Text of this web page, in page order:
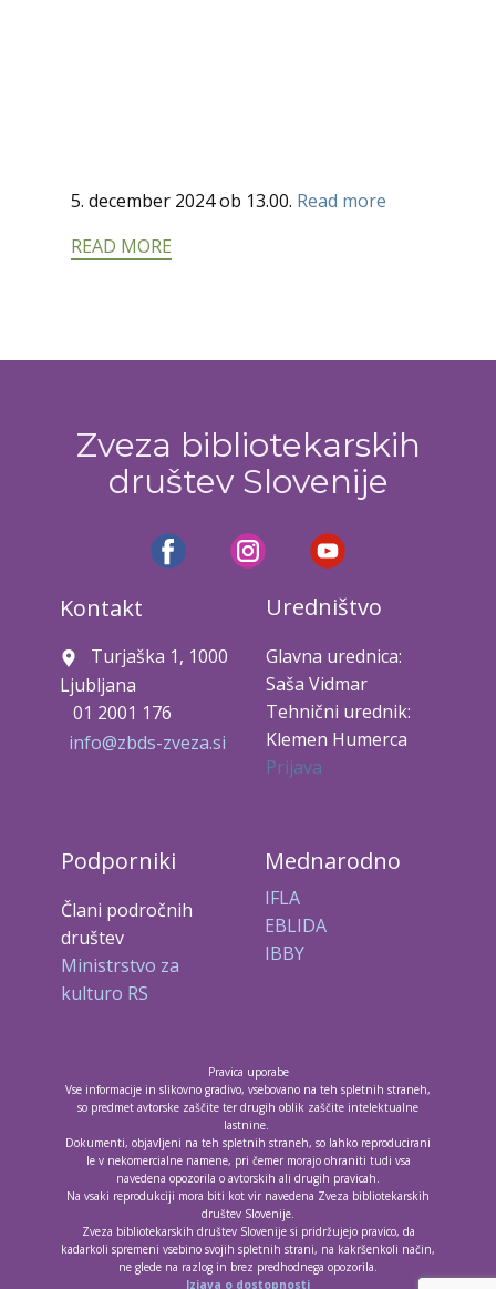
5. december 2024 ob 13.00. Read more
READ MORE
Zveza bibliotekarskih
društev Slovenije
Kontakt
Turjaška 1, 1000
Ljubljana
01 2001 176
info@zbds-zveza.si
Uredništvo
Glavna urednica:
Saša Vidmar
Tehnični urednik:
Klemen Humerca
Prijava
Podporniki
Člani področnih
društev
Ministrstvo za
kulturo RS
Mednarodno
IFLA
EBLIDA
IBBY
Pravica uporabe
Vse informacije in slikovno gradivo, vsebovano na teh spletnih straneh,
so predmet avtorske zaščite ter drugih oblik zaščite intelektualne
lastnine.
Dokumenti, objavljeni na teh spletnih straneh, so lahko reproducirani
le v nekomercialne namene, pri čemer morajo ohraniti tudi vsa
navedena opozorila o avtorskih ali drugih pravicah.
Na vsaki reprodukciji mora biti kot vir navedena Zveza bibliotekarskih
društev Slovenije.
Zveza bibliotekarskih društev Slovenije si pridržujejo pravico, da
kadarkoli spremeni vsebino svojih spletnih strani, na kakršenkoli način,
ne glede na razlog in brez predhodnega opozorila.
Izjava o dostopnosti